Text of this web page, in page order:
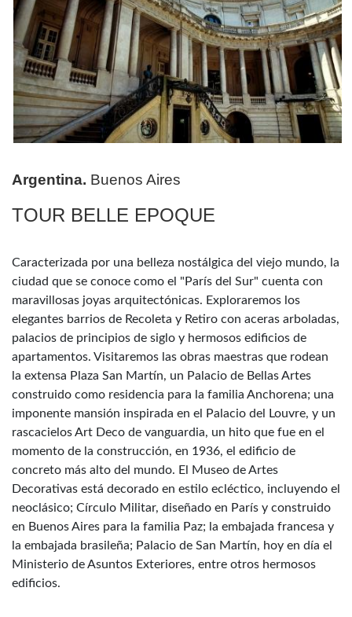
Argentina. Buenos Aires
TOUR BELLE EPOQUE
Caracterizada por una belleza nostálgica del viejo mundo, la
ciudad que se conoce como el "París del Sur" cuenta con
maravillosas joyas arquitectónicas. Exploraremos los
elegantes barrios de Recoleta y Retiro con aceras arboladas,
palacios de principios de siglo y hermosos edificios de
apartamentos. Visitaremos las obras maestras que rodean
la extensa Plaza San Martín, un Palacio de Bellas Artes
construido como residencia para la familia Anchorena; una
imponente mansión inspirada en el Palacio del Louvre, y un
rascacielos Art Deco de vanguardia, un hito que fue en el
momento de la construcción, en 1936, el edificio de
concreto más alto del mundo. El Museo de Artes
Decorativas está decorado en estilo ecléctico, incluyendo el
neoclásico; Círculo Militar, diseñado en París y construido
en Buenos Aires para la familia Paz; la embajada francesa y
la embajada brasileña; Palacio de San Martín, hoy en día el
Ministerio de Asuntos Exteriores, entre otros hermosos
edificios.